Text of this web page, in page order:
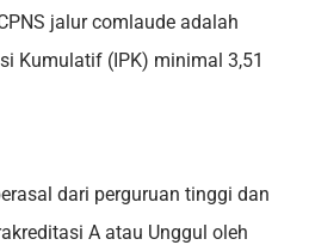
jalur comlaude adalah
Kumulatif (IPK) minimal 3,51
dari perguruan tinggi dan
A atau Unggul oleh